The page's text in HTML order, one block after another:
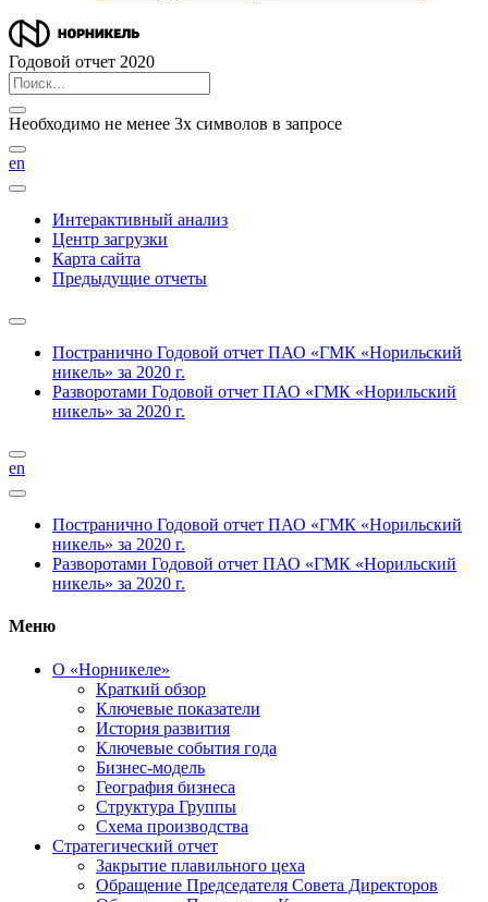
Годовой отчет 2020
Необходимо не менее 3х символов в запросе
en
Интерактивный анализ
Центр загрузки
Карта сайта
Предыдущие отчеты
Постранично Годовой отчет ПАО «ГМК «Норильский
никель» за 2020 г.
Разворотами Годовой отчет ПАО «ГМК «Норильский
никель» за 2020 г.
en
Постранично Годовой отчет ПАО «ГМК «Норильский
никель» за 2020 г.
Разворотами Годовой отчет ПАО «ГМК «Норильский
никель» за 2020 г.
Меню
О «Норникеле»
Краткий обзор
Ключевые показатели
История развития
Ключевые события года
Бизнес-модель
География бизнеса
Структура Группы
Схема производства
Стратегический отчет
Закрытие плавильного цеха
Обращение Председателя Совета Директоров